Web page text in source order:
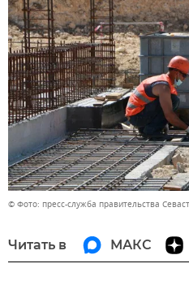
© Фото: пресс-служба правительства
Читать в МАКС